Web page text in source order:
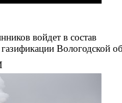
войдет в состав
Вологодской